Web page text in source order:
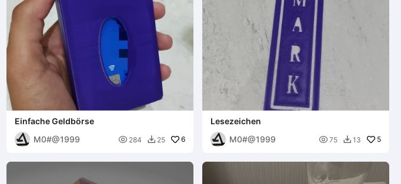
Einfache Geldbörse
M0#@1999
 284  25 6
Lesezeichen
M0#@1999
 75  13 5